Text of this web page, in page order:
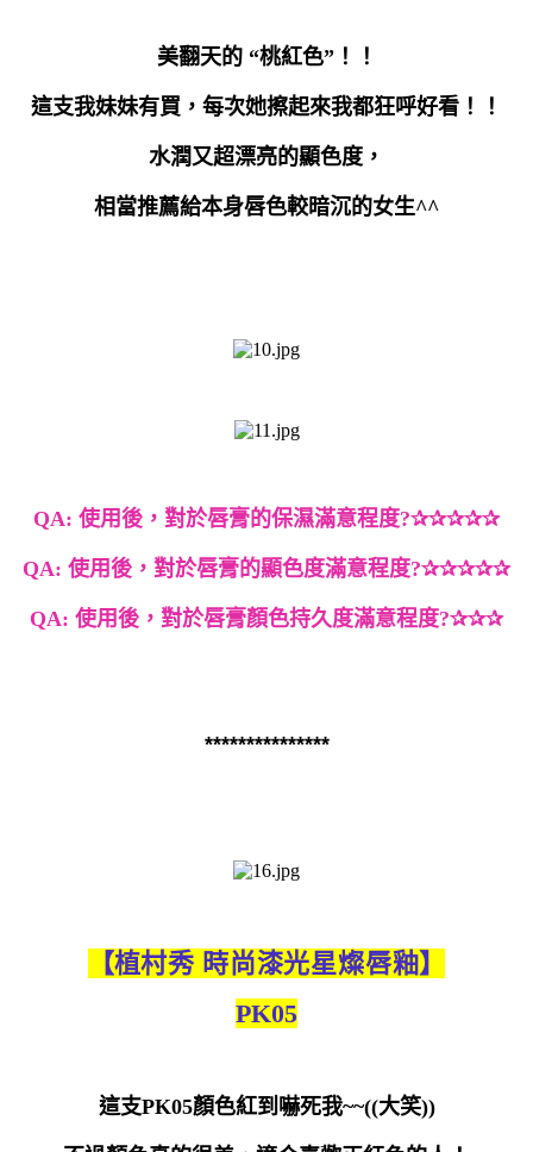
美翻天的“桃紅色”！！
這支我妹妹有買，每次她擦起來我都狂呼好看！！
水潤又超漂亮的顯色度，
相當推薦給本身唇色較暗沉的女生^^
QA: 使用後， 對於唇膏的保濕滿意程度?✰✰✰✰✰
QA: 使用後， 對於唇膏的顯色度滿意程度?✰✰✰✰✰
QA: 使用後， 對於唇膏顏色持久度滿意程度?✰✰✰
***************
【植村秀 時尚漆光星燦唇釉】
PK05
這支PK05顏色紅到嚇死我~~((大笑))